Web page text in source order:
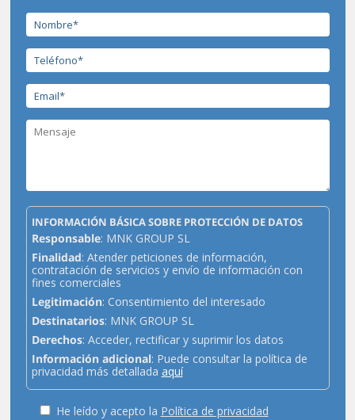
INFORMACIÓN BÁSICA SOBRE PROTECCIÓN DE DATOS
Responsable: MNK GROUP SL
Finalidad: Atender peticiones de información,
contratación de servicios y envío de información con
fines comerciales
Legitimación: Consentimiento del interesado
Destinatarios: MNK GROUP SL
Derechos: Acceder, rectificar y suprimir los datos
Información adicional: Puede consultar la política de
privacidad más detallada aquí
He leído y acepto la Política de privacidad